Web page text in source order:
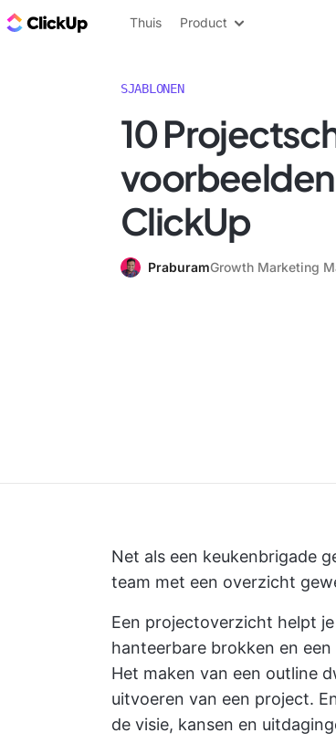
ClickUp Blog
Thuis Product
SJABLONEN
10
ClickUp
PraburamGrowth Marketing
Net als een keukenbrigade
team met een overzicht
Een projectoverzicht helpt
hanteerbare brokken en
Het maken van een outline
uitvoeren van een project.
de visie, kansen en